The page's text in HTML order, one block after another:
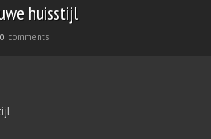
huisstijl
0 comments